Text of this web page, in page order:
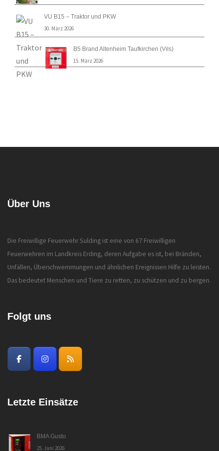
VU B15 – Traktor und PKW
30. März 2026
B5 Brand Altenheim Taufkirchen (Vils)
15. März 2026
Über Uns
Die Freiwillige Feuerwehr Sulding ist eine von 67 Freiwilligen
Feuerwehren im Landkreis Erding, deren Aufgabe es ist, bei Bränden,
Unfällen, Überschwemmungen und ähnlichen Ereignissen Hilfe zu leisten.
Das bedeutet Menschen und Tiere zu retten, zu schützen und zu bergen.
Folgt uns
Letzte Einsätze
BMA Gusto
25. Juni 2026